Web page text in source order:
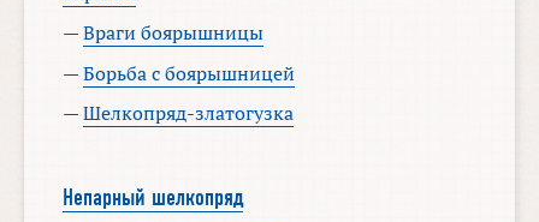
—Враги боярышницы
—Борьба с боярышницей
—Шелкопряд-златогузка
Непарный шелкопряд